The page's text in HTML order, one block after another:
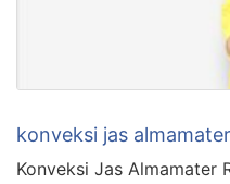
konveksi jas
Konveksi Jas Almamater